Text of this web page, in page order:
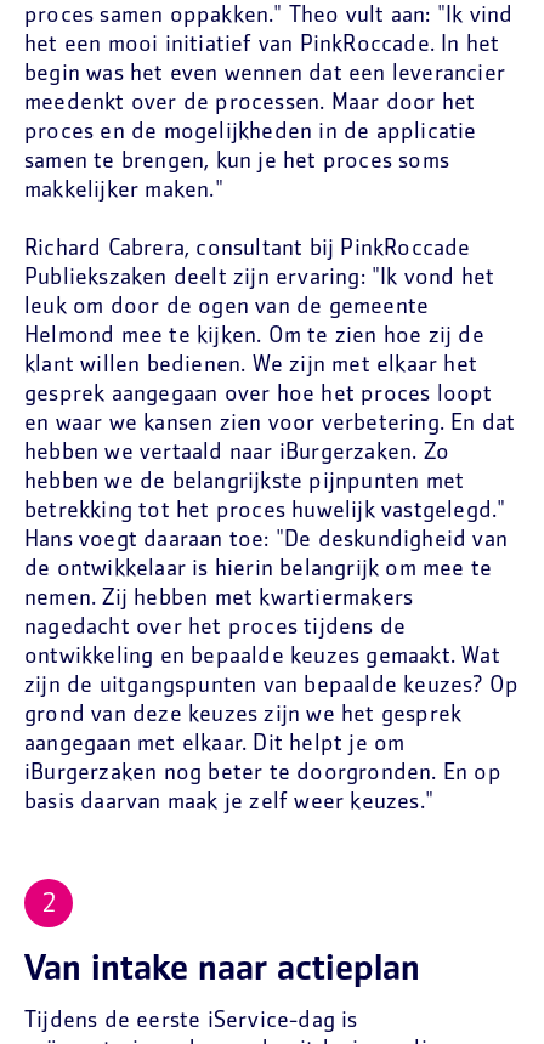
proces samen oppakken." Theo vult aan: "Ik vind
het een mooi initiatief van PinkRoccade. In het
begin was het even wennen dat een leverancier
meedenkt over de processen. Maar door het
proces en de mogelijkheden in de applicatie
samen te brengen, kun je het proces soms
makkelijker maken."
Richard Cabrera, consultant bij PinkRoccade
Publiekszaken deelt zijn ervaring: "Ik vond het
leuk om door de ogen van de gemeente
Helmond mee te kijken. Om te zien hoe zij de
klant willen bedienen. We zijn met elkaar het
gesprek aangegaan over hoe het proces loopt
en waar we kansen zien voor verbetering. En dat
hebben we vertaald naar iBurgerzaken. Zo
hebben we de belangrijkste pijnpunten met
betrekking tot het proces huwelijk vastgelegd."
Hans voegt daaraan toe: "De deskundigheid van
de ontwikkelaar is hierin belangrijk om mee te
nemen. Zij hebben met kwartiermakers
nagedacht over het proces tijdens de
ontwikkeling en bepaalde keuzes gemaakt. Wat
zijn de uitgangspunten van bepaalde keuzes? Op
grond van deze keuzes zijn we het gesprek
aangegaan met elkaar. Dit helpt je om
iBurgerzaken nog beter te doorgronden. En op
basis daarvan maak je zelf weer keuzes."
Van intake naar actieplan
Tijdens de eerste iService-dag is